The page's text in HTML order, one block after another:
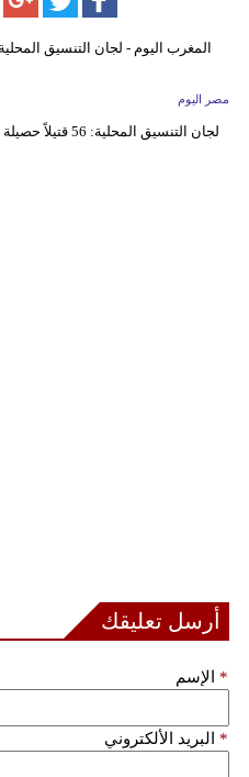
مصر اليوم
لجان التنسيق المحلية: 56 قتيلاً حصيلة العنف في سورية
أرسل تعليقك
الإسم *
البريد الألكتروني *